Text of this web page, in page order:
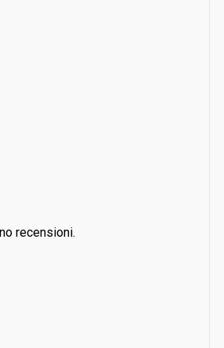
recensioni.